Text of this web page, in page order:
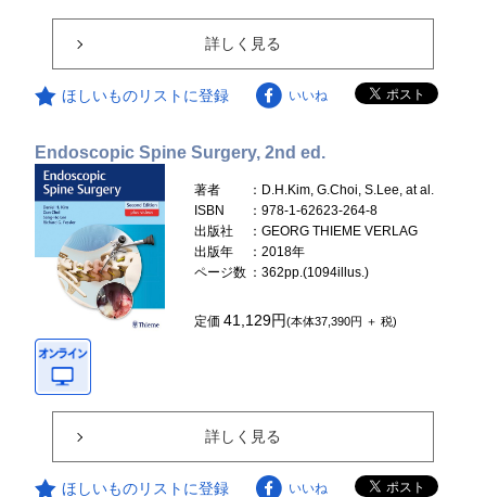
詳しく見る
ほしいものリストに登録 いいね
Endoscopic Spine Surgery, 2nd ed.
著者
：D.H.Kim, G.Choi, S.Lee, at al.
ISBN
：978-1-62623-264-8
出版社
：GEORG THIEME VERLAG
出版年
：2018年
ページ数 ：362pp.(1094illus.)
定価41,129円(本体37,390円 ＋ 税)
詳しく見る
ほしいものリストに登録 いいね